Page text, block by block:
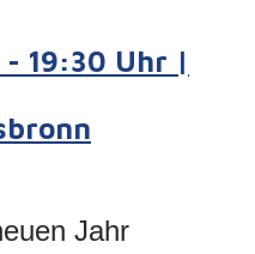
- 19:30 Uhr |
Jahr